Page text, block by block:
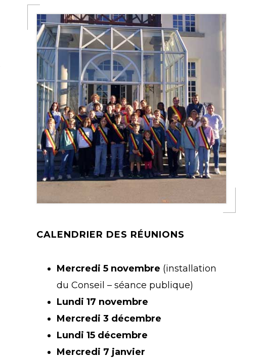
CALENDRIER DES RÉUNIONS
Mercredi 5 novembre (installation
du Conseil – séance publique)
Lundi 17 novembre
Mercredi 3 décembre
Lundi 15 décembre
Mercredi 7 janvier